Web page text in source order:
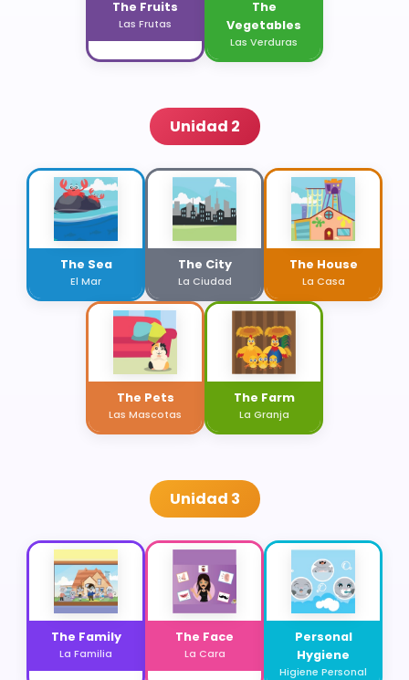
The Fruits
Las Frutas
The
Vegetables
Las Verduras
Unidad 2
The Sea
El Mar
The City
La Ciudad
The House
La Casa
The Pets
Las Mascotas
The Farm
La Granja
Unidad 3
The Family
La Familia
The Face
La Cara
Personal
Hygiene
Higiene Personal